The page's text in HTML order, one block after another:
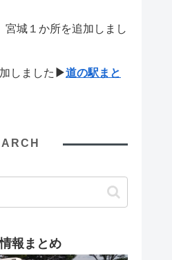
城１か所を追加しまし
しました ▶道の駅まと
報まとめ